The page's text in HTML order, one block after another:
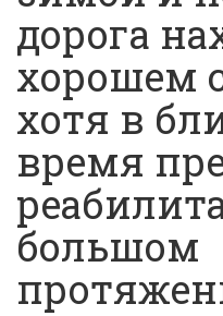
дорога
хорошем
хотя в
время
большом